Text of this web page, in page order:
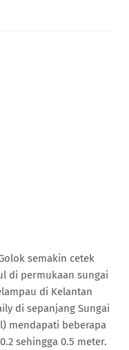
semakin cetek
di permukaan sungai
di Kelantan
di sepanjang Sungai
mendapati beberapa
sehingga 0.5 meter.